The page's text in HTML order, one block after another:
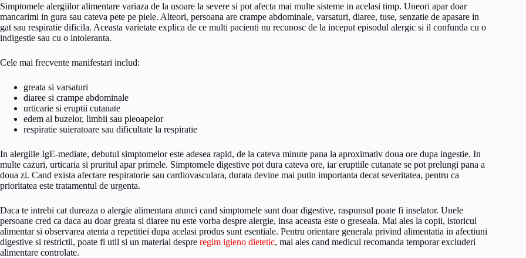
Simptomele alergiilor alimentare variaza de la usoare la severe si pot afecta mai multe sisteme in acelasi timp. Uneori apar doar
mancarimi in gura sau cateva pete pe piele. Alteori, persoana are crampe abdominale, varsaturi, diaree, tuse, senzatie de apasare in
gat sau respiratie dificila. Aceasta varietate explica de ce multi pacienti nu recunosc de la inceput episodul alergic si il confunda cu o
indigestie sau cu o intoleranta.
Cele mai frecvente manifestari includ:
greata si varsaturi
diaree si crampe abdominale
urticarie si eruptii cutanate
edem al buzelor, limbii sau pleoapelor
respiratie suieratoare sau dificultate la respiratie
In alergiile IgE-mediate, debutul simptomelor este adesea rapid, de la cateva minute pana la aproximativ doua ore dupa ingestie. In
multe cazuri, urticaria si pruritul apar primele. Simptomele digestive pot dura cateva ore, iar eruptiile cutanate se pot prelungi pana a
doua zi. Cand exista afectare respiratorie sau cardiovasculara, durata devine mai putin importanta decat severitatea, pentru ca
prioritatea este tratamentul de urgenta.
Daca te intrebi cat dureaza o alergie alimentara atunci cand simptomele sunt doar digestive, raspunsul poate fi inselator. Unele
persoane cred ca daca au doar greata si diaree nu este vorba despre alergie, insa aceasta este o greseala. Mai ales la copii, istoricul
alimentar si observarea atenta a repetitiei dupa acelasi produs sunt esentiale. Pentru orientare generala privind alimentatia in afectiuni
digestive si restrictii, poate fi util si un material despre regim igieno dietetic, mai ales cand medicul recomanda temporar excluderi
alimentare controlate.